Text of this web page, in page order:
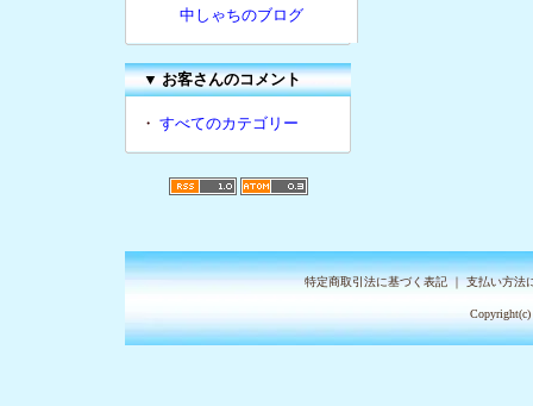
中しゃちのブログ
▼お客さんのコメント
・ すべてのカテゴリー
特定商取引法に基づく表記｜支払い方法